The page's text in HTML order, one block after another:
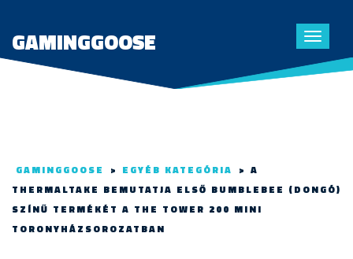
Toggle
GAMINGGOOSE
GAMINGGOOSE > EGYÉB KATEGÓRIA > A
THERMALTAKE BEMUTATJA ELSŐ BUMBLEBEE (DONGÓ)
SZÍNŰ TERMÉKÉT A THE TOWER 200 MINI
TORONYHÁZSOROZATBAN